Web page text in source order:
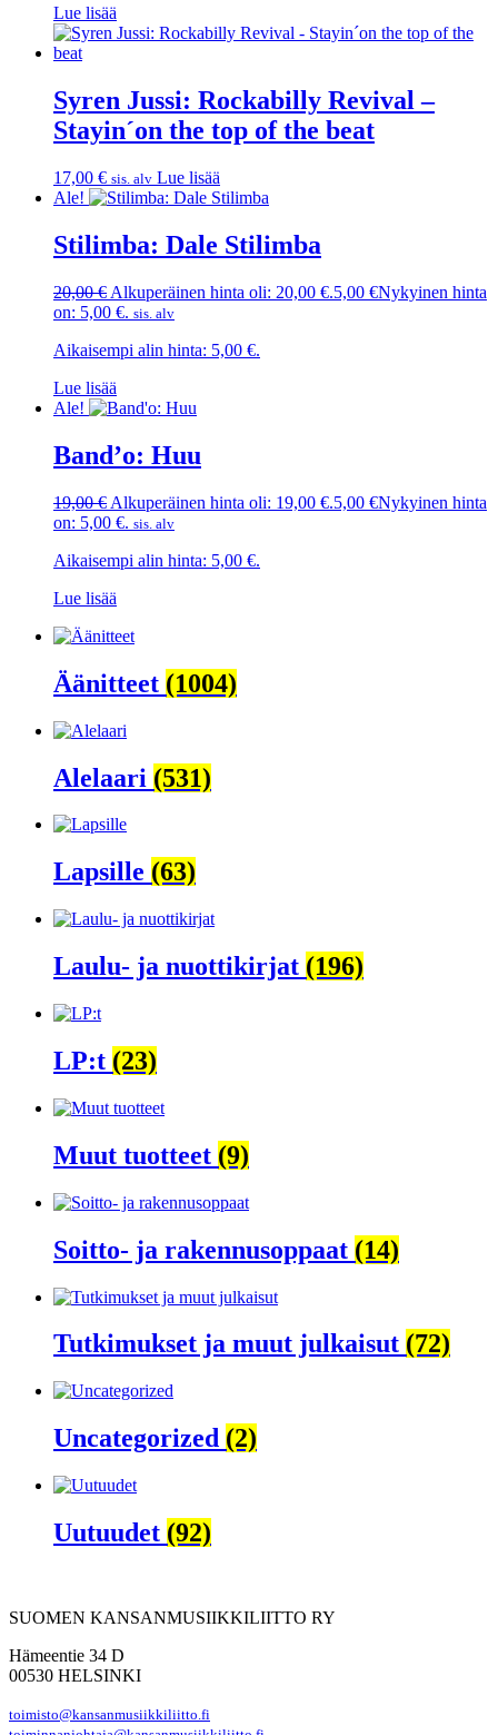
Lue lisää
Syren Jussi: Rockabilly Revival –
Stayin´on the top of the beat
17,00 € sis. alv Lue lisää
Ale!
Stilimba: Dale Stilimba
20,00€ Alkuperäinen hinta oli: 20,00 €.5,00 €Nykyinen hinta
on: 5,00 €. sis. alv
Aikaisempi alin hinta: 5,00 €.
Lue lisää
Ale!
Band’o: Huu
19,00€ Alkuperäinen hinta oli: 19,00 €.5,00 €Nykyinen hinta
on: 5,00 €. sis. alv
Aikaisempi alin hinta: 5,00 €.
Lue lisää
Äänitteet (1004)
Alelaari (531)
Lapsille (63)
Laulu- ja nuottikirjat (196)
LP:t (23)
Muut tuotteet (9)
Soitto- ja rakennusoppaat (14)
Tutkimukset ja muut julkaisut (72)
Uncategorized (2)
Uutuudet (92)
SUOMEN KANSANMUSIIKKILIITTO RY
Hämeentie 34 D
00530 HELSINKI
toimisto@kansanmusiikkiliitto.fi